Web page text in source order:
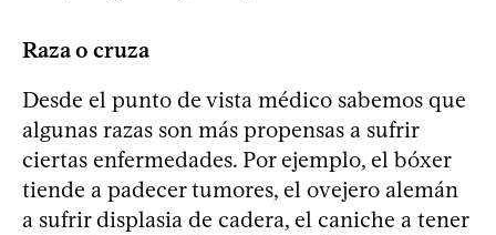
Raza o cruza
Desde el punto de vista médico sabemos que
algunas razas son más propensas a sufrir
ciertas enfermedades. Por ejemplo, el bóxer
tiende a padecer tumores, el ovejero alemán
a sufrir displasia de cadera, el caniche a tener